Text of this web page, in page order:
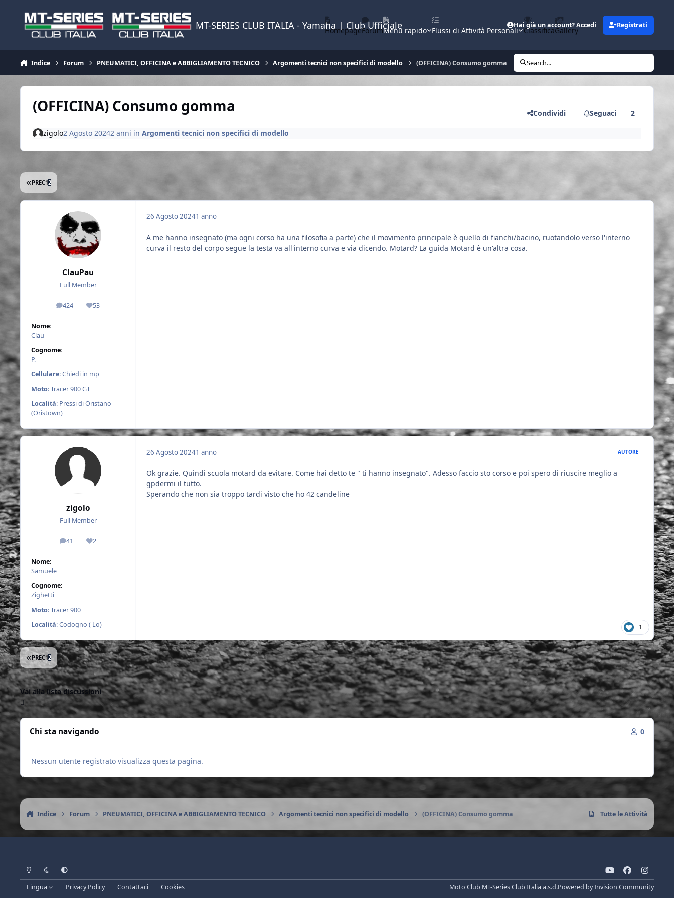
MT-SERIES CLUB ITALIA - Yamaha | Club Ufficiale
HomepageForumMenu rapido Flussi di Attività Personali ClassificaGallery
Hai già un account? Accedi Registrati
Indice Forum PNEUMATICI, OFFICINA e ABBIGLIAMENTO TECNICO Argomenti tecnici non specifici di modello (OFFICINA) Consumo gomma Search...
(OFFICINA) Consumo gomma Condividi Seguaci 2
zigolo2 Agosto 20242 anni in Argomenti tecnici non specifici di modello
PRIMA PAGINA
PREC12
ClauPau
Full Member
424
messaggi53
Reputazione
Nome:
Clau
Cognome:
P.
Cellulare: Chiedi in mp
Moto: Tracer 900 GT
Località: Pressi di Oristano
(Oristown)
26 Agosto 20241 anno
A me hanno insegnato (ma ogni corso ha una filosofia a parte) che il movimento principale è quello di fianchi/bacino, ruotandolo verso l'interno
curva il resto del corpo segue la testa va all'interno curva e via dicendo. Motard? La guida Motard è un'altra cosa.
zigolo
Full Member
41
messaggi2
Reputazione
Nome:
Samuele
Cognome:
Zighetti
Moto: Tracer 900
Località: Codogno ( Lo)
26 Agosto 20241 anno AUTORE
Ok grazie. Quindi scuola motard da evitare. Come hai detto te " ti hanno insegnato". Adesso faccio sto corso e poi spero di riuscire meglio a
gpdermi il tutto.
Sperando che non sia troppo tardi visto che ho 42 candeline
1
PRIMA PAGINA
PREC12
Vai alla lista discussioni
Chi sta navigando 0
Nessun utente registrato visualizza questa pagina.
Indice Forum PNEUMATICI, OFFICINA e ABBIGLIAMENTO TECNICO Argomenti tecnici non specifici di modello (OFFICINA) Consumo gomma Tutte le Attività
Light ModeDark ModeSystem Preference
o
u
a
c
n
s
Lingua Privacy Policy Contattaci Cookies Moto Club MT-Series Club Italia a.s.d.Powered byInvision Community